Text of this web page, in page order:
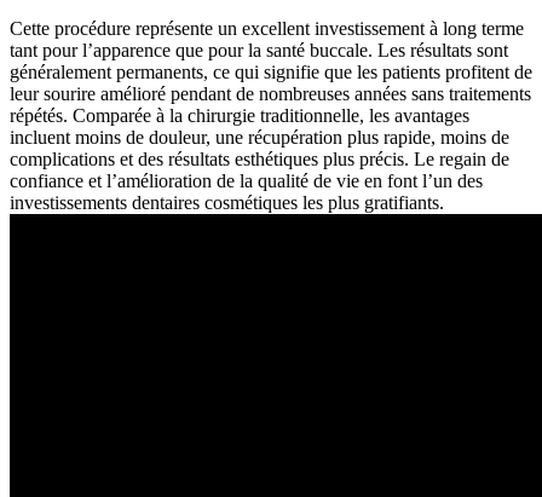
Cette procédure représente un excellent investissement à long terme
tant pour l’apparence que pour la santé buccale. Les résultats sont
généralement permanents, ce qui signifie que les patients profitent de
leur sourire amélioré pendant de nombreuses années sans traitements
répétés. Comparée à la chirurgie traditionnelle, les avantages
incluent moins de douleur, une récupération plus rapide, moins de
complications et des résultats esthétiques plus précis. Le regain de
confiance et l’amélioration de la qualité de vie en font l’un des
investissements dentaires cosmétiques les plus gratifiants.